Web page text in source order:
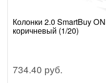
Колонки 2.0 SmartBuy
коричневый (1/20)
734.40 руб.